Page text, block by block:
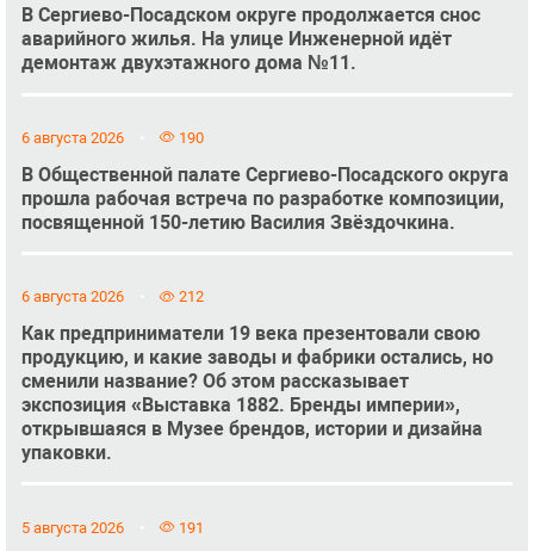
В Сергиево-Посадском округе продолжается снос
аварийного жилья. На улице Инженерной идёт
демонтаж двухэтажного дома №11.
6 августа 2026 190
В Общественной палате Сергиево-Посадского округа
прошла рабочая встреча по разработке композиции,
посвященной 150-летию Василия Звёздочкина.
6 августа 2026 212
Как предприниматели 19 века презентовали свою
продукцию, и какие заводы и фабрики остались, но
сменили название? Об этом рассказывает
экспозиция «Выставка 1882. Бренды империи»,
открывшаяся в Музее брендов, истории и дизайна
упаковки.
5 августа 2026 191